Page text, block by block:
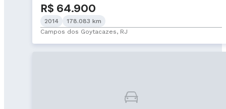
R$ 64.900
2014
178.083 km
Campos dos Goytacazes, RJ